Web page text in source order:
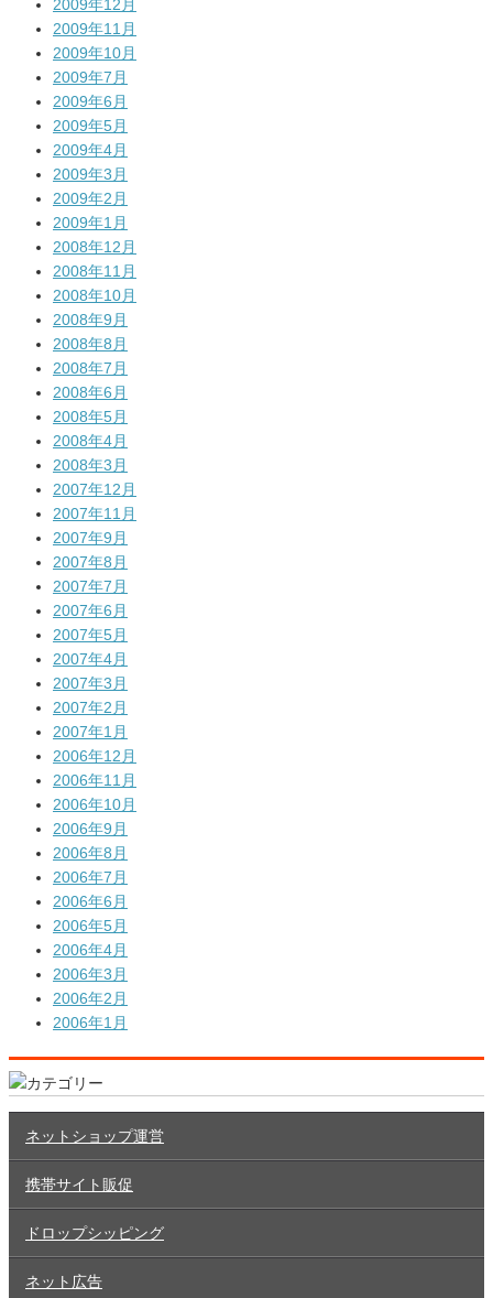
2009年12月
2009年11月
2009年10月
2009年7月
2009年6月
2009年5月
2009年4月
2009年3月
2009年2月
2009年1月
2008年12月
2008年11月
2008年10月
2008年9月
2008年8月
2008年7月
2008年6月
2008年5月
2008年4月
2008年3月
2007年12月
2007年11月
2007年9月
2007年8月
2007年7月
2007年6月
2007年5月
2007年4月
2007年3月
2007年2月
2007年1月
2006年12月
2006年11月
2006年10月
2006年9月
2006年8月
2006年7月
2006年6月
2006年5月
2006年4月
2006年3月
2006年2月
2006年1月
ネットショップ運営
携帯サイト販促
ドロップシッピング
ネット広告